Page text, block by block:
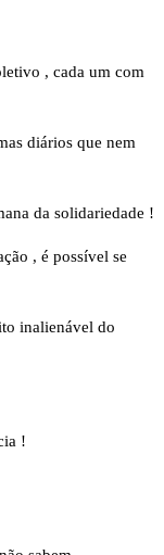
, cada um com
diários que nem
da solidariedade !
, é possível se
inalienável do
!